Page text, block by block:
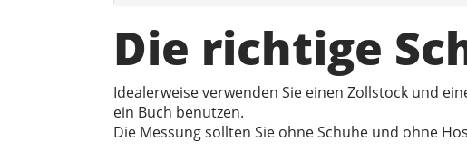
Die richtige
Idealerweise verwenden Sie einen Zollstock und
ein Buch benutzen.
Die Messung sollten Sie ohne Schuhe und ohne